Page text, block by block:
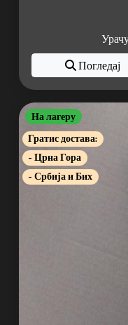
Погледај
На лагеру
Гратис достава:
- Црна Гора
- Србија и Бих